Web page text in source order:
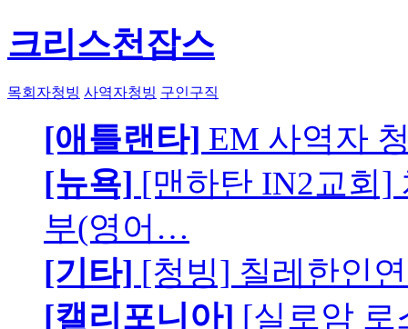
크리스천잡스
목회자청빙 사역자청빙 구인구직
[애틀랜타] EM 사역자
[뉴욕] [맨하탄 IN2교회]
부(영어…
[기타] [청빙] 칠레한인
[캘리포니아] [실로암 로